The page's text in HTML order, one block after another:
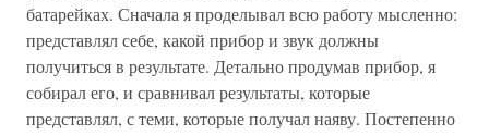
батарейках. Сначала я проделывал всю работу мысленно:
представлял себе, какой прибор и звук должны
получиться в результате. Детально продумав прибор, я
собирал его, и сравнивал результаты, которые
представлял, с теми, которые получал наяву. Постепенно